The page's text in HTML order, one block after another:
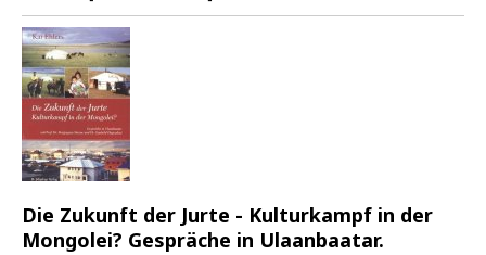
Die Zukunft der Jurte - Kulturkampf in der
Mongolei? Gespräche in Ulaanbaatar.